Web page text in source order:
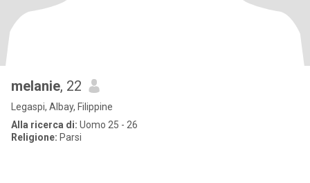
melanie, 22
Legaspi, Albay, Filippine
Alla ricerca di: Uomo 25 - 26
Religione: Parsi